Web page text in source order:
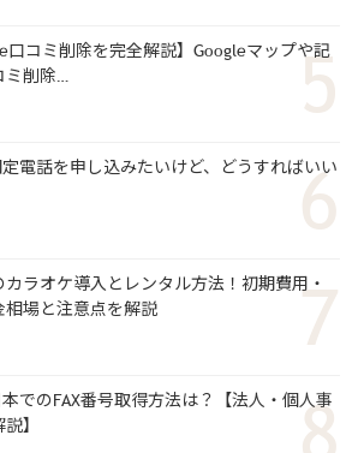
口コミ削除を完全解説】Googleマップや記
ミ削除…
定電話を申し込みたいけど、どうすればいい
カラオケ導入とレンタル方法！初期費用・
相場と注意点を解説
でのFAX番号取得方法は？【法人・個人事
】